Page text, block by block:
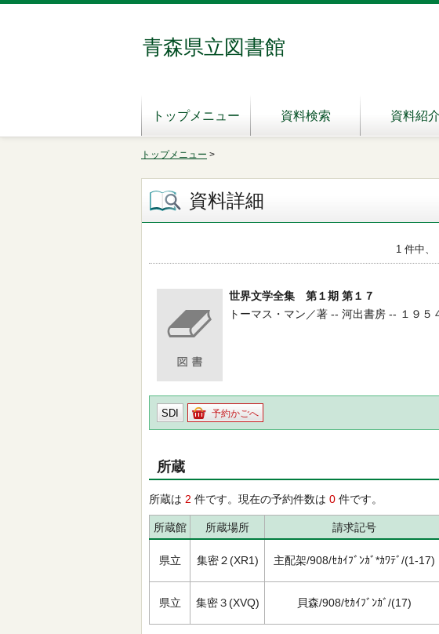
青森県立図書館
トップメニュー 資料検索 資料紹介
トップメニュー >
資料詳細
1 件中、
世界文学全集 第１期 第１７
トーマス・マン／著 -- 河出書房 -- １９５
SDI 予約かごへ
所蔵
所蔵は 2 件です。現在の予約件数は 0 件です。
所蔵館 所蔵場所 請求記号
県立 集密２(XR1) 主配架/908/ｾｶｲﾌﾞﾝｶﾞ*ｶﾜﾃﾞ/(1-17)
県立 集密３(XVQ) 貝森/908/ｾｶｲﾌﾞﾝｶﾞ/(17)